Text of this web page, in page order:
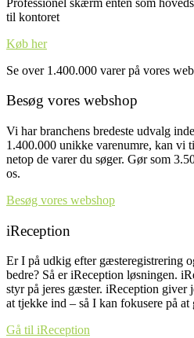
til kontoret
Køb her
Se over 1.400.000 varer på vores
Besøg vores webshop
Vi har branchens bredeste udvalg
1.400.000 unikke varenumre, kan vi
netop de varer du søger. Gør som
os.
Besøg vores webshop
iReception
Er I på udkig efter gæsteregistrering
bedre? Så er iReception løsningen.
styr på jeres gæster. iReception giver
at tjekke ind – så I kan fokusere på
Gå til iReception